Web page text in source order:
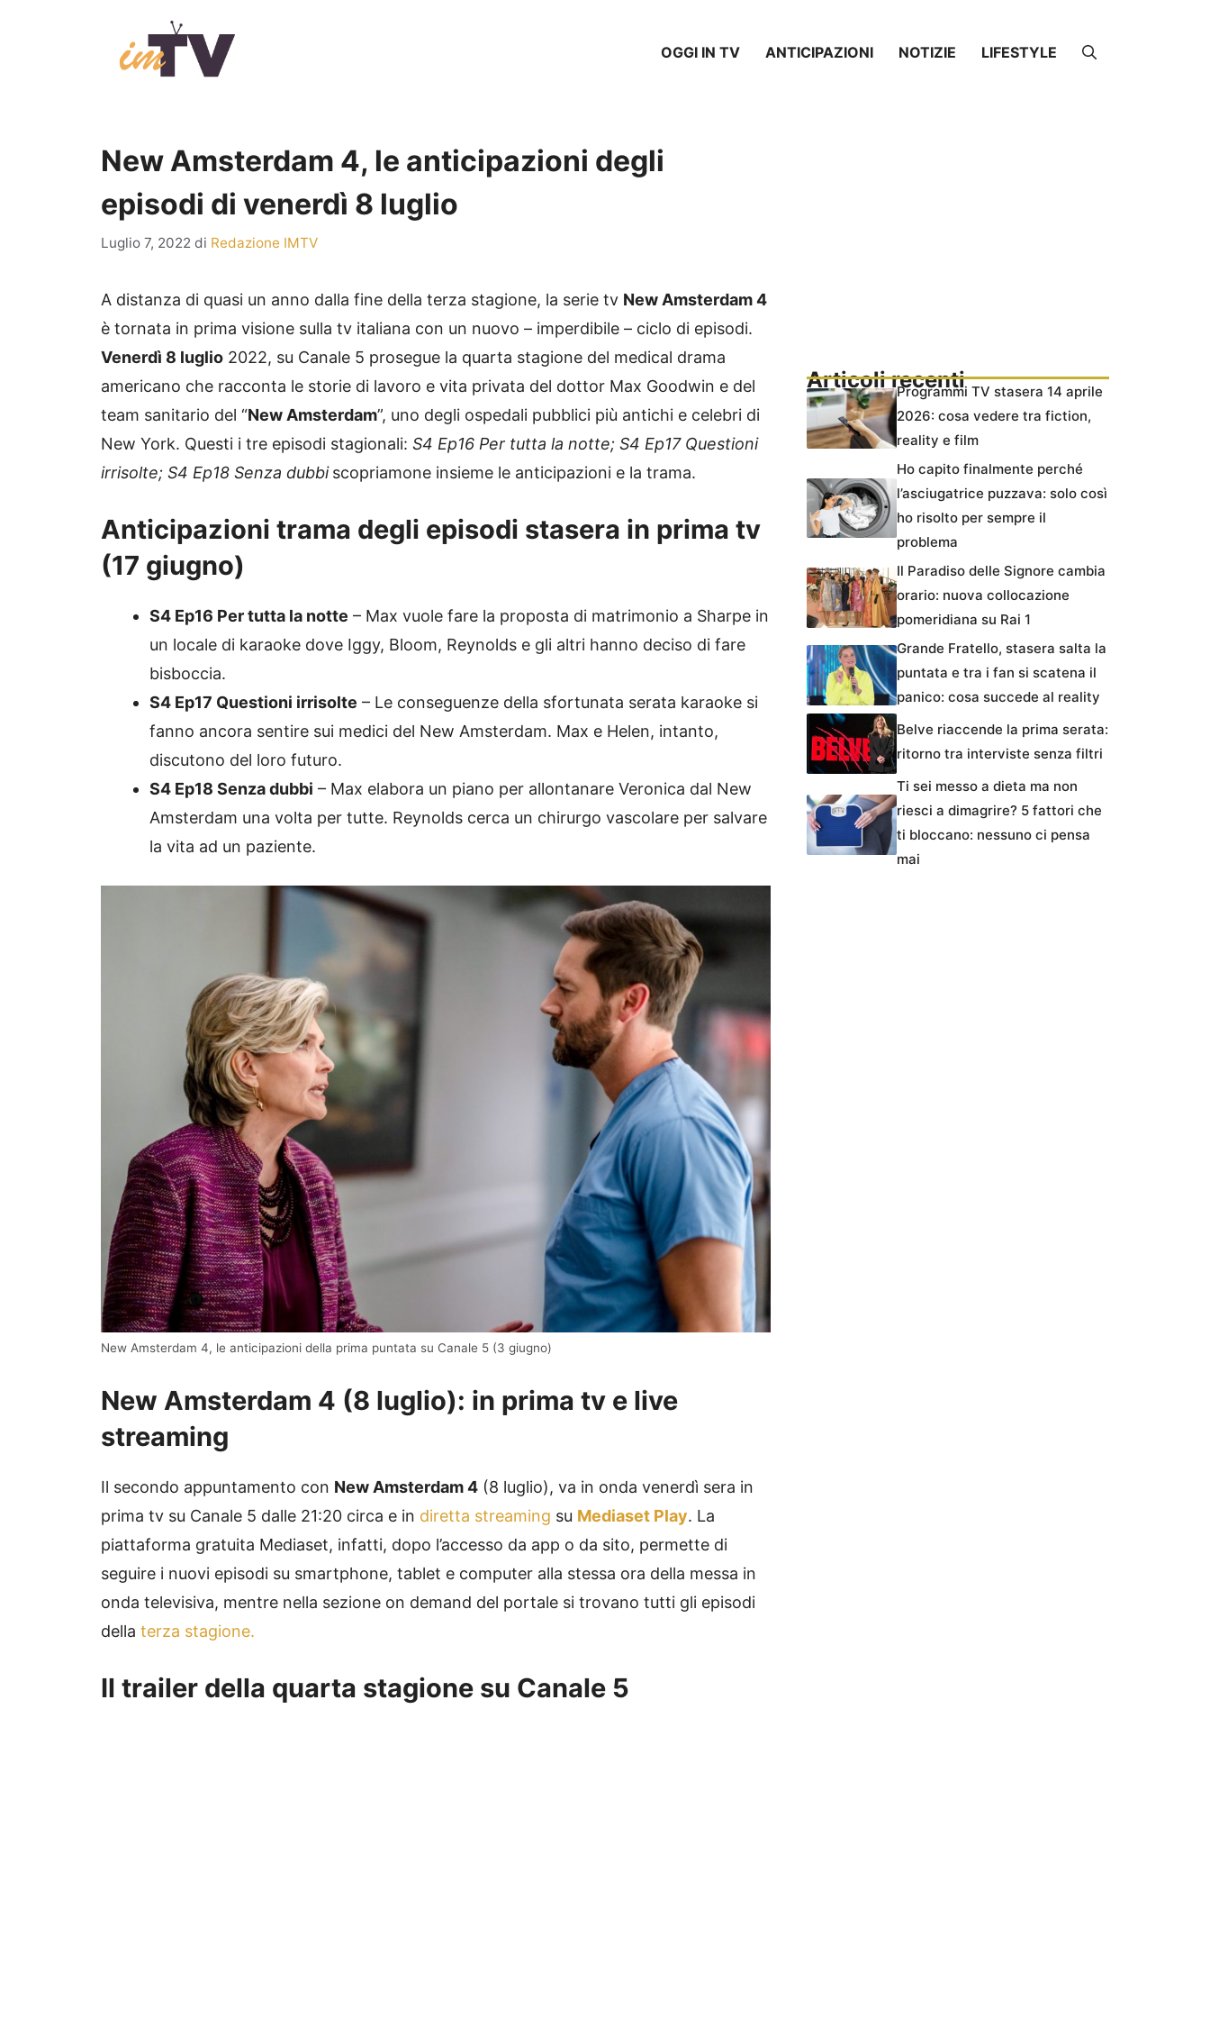
OGGI IN TV ANTICIPAZIONI NOTIZIE LIFESTYLE
New Amsterdam 4, le anticipazioni degli
episodi di venerdì 8 luglio
Luglio 7, 2022 di Redazione IMTV
A distanza di quasi un anno dalla fine della terza stagione, la serie tv New Amsterdam 4
è tornata in prima visione sulla tv italiana con un nuovo – imperdibile – ciclo di episodi.
Venerdì 8 luglio 2022, su Canale 5 prosegue la quarta stagione del medical drama
americano che racconta le storie di lavoro e vita privata del dottor Max Goodwin e del
team sanitario del “New Amsterdam”, uno degli ospedali pubblici più antichi e celebri di
New York. Questi i tre episodi stagionali: S4 Ep16 Per tutta la notte; S4 Ep17 Questioni
irrisolte; S4 Ep18 Senza dubbi scopriamone insieme le anticipazioni e la trama.
Anticipazioni trama degli episodi stasera in prima tv
(17 giugno)
S4 Ep16 Per tutta la notte – Max vuole fare la proposta di matrimonio a Sharpe in
un locale di karaoke dove Iggy, Bloom, Reynolds e gli altri hanno deciso di fare
bisboccia.
S4 Ep17 Questioni irrisolte – Le conseguenze della sfortunata serata karaoke si
fanno ancora sentire sui medici del New Amsterdam. Max e Helen, intanto,
discutono del loro futuro.
S4 Ep18 Senza dubbi – Max elabora un piano per allontanare Veronica dal New
Amsterdam una volta per tutte. Reynolds cerca un chirurgo vascolare per salvare
la vita ad un paziente.
New Amsterdam 4, le anticipazioni della prima puntata su Canale 5 (3 giugno)
New Amsterdam 4 (8 luglio): in prima tv e live
streaming
Il secondo appuntamento con New Amsterdam 4 (8 luglio), va in onda venerdì sera in
prima tv su Canale 5 dalle 21:20 circa e in diretta streaming su Mediaset Play. La
piattaforma gratuita Mediaset, infatti, dopo l’accesso da app o da sito, permette di
seguire i nuovi episodi su smartphone, tablet e computer alla stessa ora della messa in
onda televisiva, mentre nella sezione on demand del portale si trovano tutti gli episodi
della terza stagione.
Il trailer della quarta stagione su Canale 5
Articoli recentiProgrammi TV stasera 14 aprile
2026: cosa vedere tra fiction,
reality e film
Ho capito finalmente perché
l’asciugatrice puzzava: solo così
ho risolto per sempre il
problema
Il Paradiso delle Signore cambia
orario: nuova collocazione
pomeridiana su Rai 1
Grande Fratello, stasera salta la
puntata e tra i fan si scatena il
panico: cosa succede al reality
Belve riaccende la prima serata:
ritorno tra interviste senza filtri
Ti sei messo a dieta ma non
riesci a dimagrire? 5 fattori che
ti bloccano: nessuno ci pensa
mai